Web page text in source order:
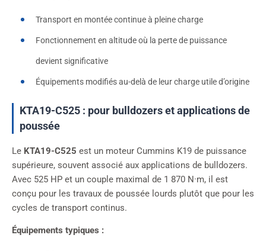
Transport en montée continue à pleine charge
Fonctionnement en altitude où la perte de puissance
devient significative
Équipements modifiés au-delà de leur charge utile d’origine
KTA19-C525 : pour bulldozers et applications de
poussée
Le KTA19-C525 est un moteur Cummins K19 de puissance
supérieure, souvent associé aux applications de bulldozers.
Avec 525 HP et un couple maximal de 1 870 N·m, il est
conçu pour les travaux de poussée lourds plutôt que pour les
cycles de transport continus.
Équipements typiques :